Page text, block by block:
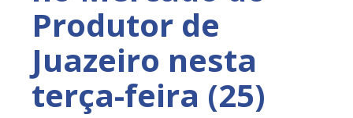
Produtor de
Juazeiro nesta
terça-feira (25)